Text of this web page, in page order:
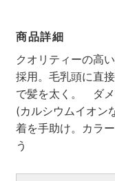
商品詳細
クオリティーの高
採用。毛乳頭に直
で髪を太く。 ダメ
(カルシウムイオン
着を手助け。カラ